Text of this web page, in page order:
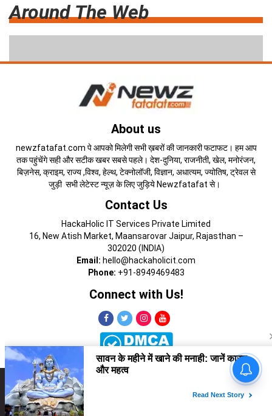
Around The Web
About us
newzfatafat.com पे आपको मिलेगी सभी ख़बरों की जानकारी फटाफट। हम आप
तक पहुंचेंगे सही और सटीक खबर सबसे पहले। देश-दुनिया, राजनीती, खेल, मनोरंजन,
बिज़नेस, क्राइम, राज्य ,विश्व, हेल्थ, टेक्नोलॉजी, विज्ञान, अधात्यम, ज्योतिष, ट्रेवल से
जुड़ी सभी लेटेस्ट न्यूज़ के लिए जुड़िये Newzfatafat से।
Contact Us
HackaHolic IT Services Private Limited
16, New Atish Market, Maansarovar Jaipur, Rajasthan –
302020 (INDIA)
Email: hello@hackaholicit.com
Phone: +91-8949469483
Connect with Us!
Copyright © 2024 HackaHolic IT Services Private Limited
About Us
Terms of Use
Advertise with Us